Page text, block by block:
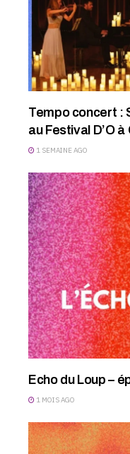
Tempo concert :
au Festival D’O
1 SEMAINE AGO
Echo du Loup –
1 MOIS AGO